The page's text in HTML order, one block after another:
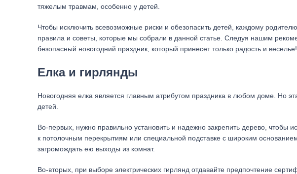
тяжелым травмам, особенно у детей.
Чтобы исключить всевозможные риски и обезопасить детей, каждому
правила и советы, которые мы собрали в данной статье. Следуя нашим
безопасный новогодний праздник, который принесет только радость и веселье!
Елка и гирлянды
Новогодняя елка является главным атрибутом праздника в любом доме. Но
детей.
Во-первых, нужно правильно установить и надежно закрепить дерево, чтобы
к потолочным перекрытиям или специальной подставке с широким
загромождать ею выходы из комнат.
Во-вторых, при выборе электрических гирлянд отдавайте предпочтение